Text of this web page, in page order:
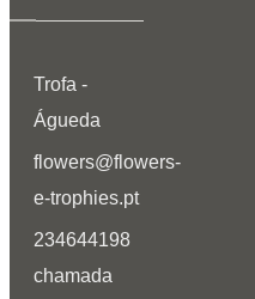
Trofa -
Águeda
flowers@flowers-
e-trophies.pt
234644198
chamada